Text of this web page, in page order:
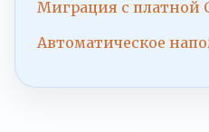
Миграция с платной
Автоматическое